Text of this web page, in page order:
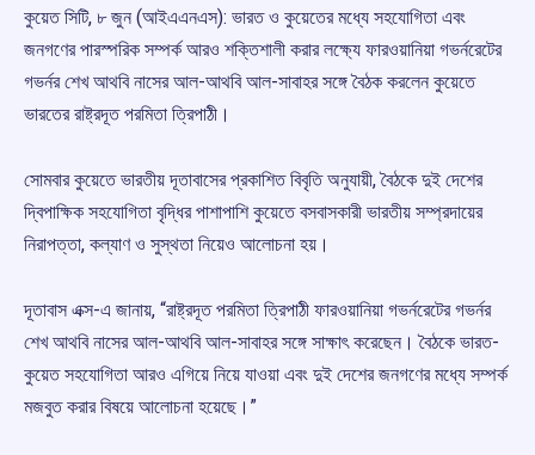
কুয়েত সিটি, ৮ জুন (আইএএনএস): ভারত ও কুয়েতের মধ্যে সহযোগিতা এবং
জনগণের পারস্পরিক সম্পর্ক আরও শক্তিশালী করার লক্ষ্যে ফারওয়ানিয়া গভর্নরেটের
গভর্নর শেখ আথবি নাসের আল-আথবি আল-সাবাহর সঙ্গে বৈঠক করলেন কুয়েতে
ভারতের রাষ্ট্রদূত পরমিতা ত্রিপাঠী।
সোমবার কুয়েতে ভারতীয় দূতাবাসের প্রকাশিত বিবৃতি অনুযায়ী, বৈঠকে দুই দেশের
দ্বিপাক্ষিক সহযোগিতা বৃদ্ধির পাশাপাশি কুয়েতে বসবাসকারী ভারতীয় সম্প্রদায়ের
নিরাপত্তা, কল্যাণ ও সুস্থতা নিয়েও আলোচনা হয়।
দূতাবাস এক্স-এ জানায়, “রাষ্ট্রদূত পরমিতা ত্রিপাঠী ফারওয়ানিয়া গভর্নরেটের গভর্নর
শেখ আথবি নাসের আল-আথবি আল-সাবাহর সঙ্গে সাক্ষাৎ করেছেন। বৈঠকে ভারত-
কুয়েত সহযোগিতা আরও এগিয়ে নিয়ে যাওয়া এবং দুই দেশের জনগণের মধ্যে সম্পর্ক
মজবুত করার বিষয়ে আলোচনা হয়েছে।”